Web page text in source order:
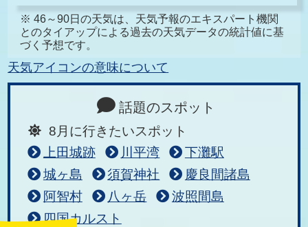
※ 46～90日の天気は、天気予報のエキスパート機関
とのタイアップによる過去の天気データの統計値に基
づく予想です。
天気アイコンの意味について
話題のスポット
8月に行きたいスポット
上田城跡
川平湾
下灘駅
城ヶ島
須賀神社
慶良間諸島
阿智村
八ヶ岳
波照間島
四国カルスト